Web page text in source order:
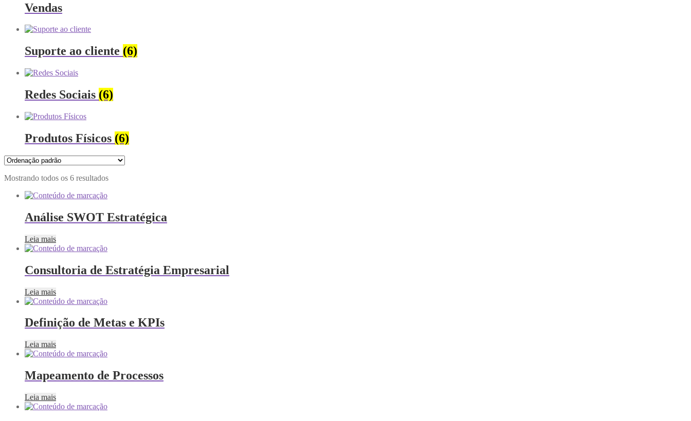
Vendas
Suporte ao cliente (6)
Redes Sociais (6)
Produtos Físicos (6)
Mostrando todos os 6 resultados
Análise SWOT Estratégica
Leia mais
Consultoria de Estratégia Empresarial
Leia mais
Definição de Metas e KPIs
Leia mais
Mapeamento de Processos
Leia mais